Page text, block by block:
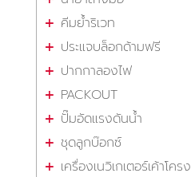
คีมย้ำริเวท
ประแจบล็อกด้ามฟรี
ปากกาลองไฟ
PACKOUT
ปั๊มอัดแรงดันน้ำ
ชุดลูกบ๊อกซ์
เครื่องเนวิเกเตอร์เค้าโครง